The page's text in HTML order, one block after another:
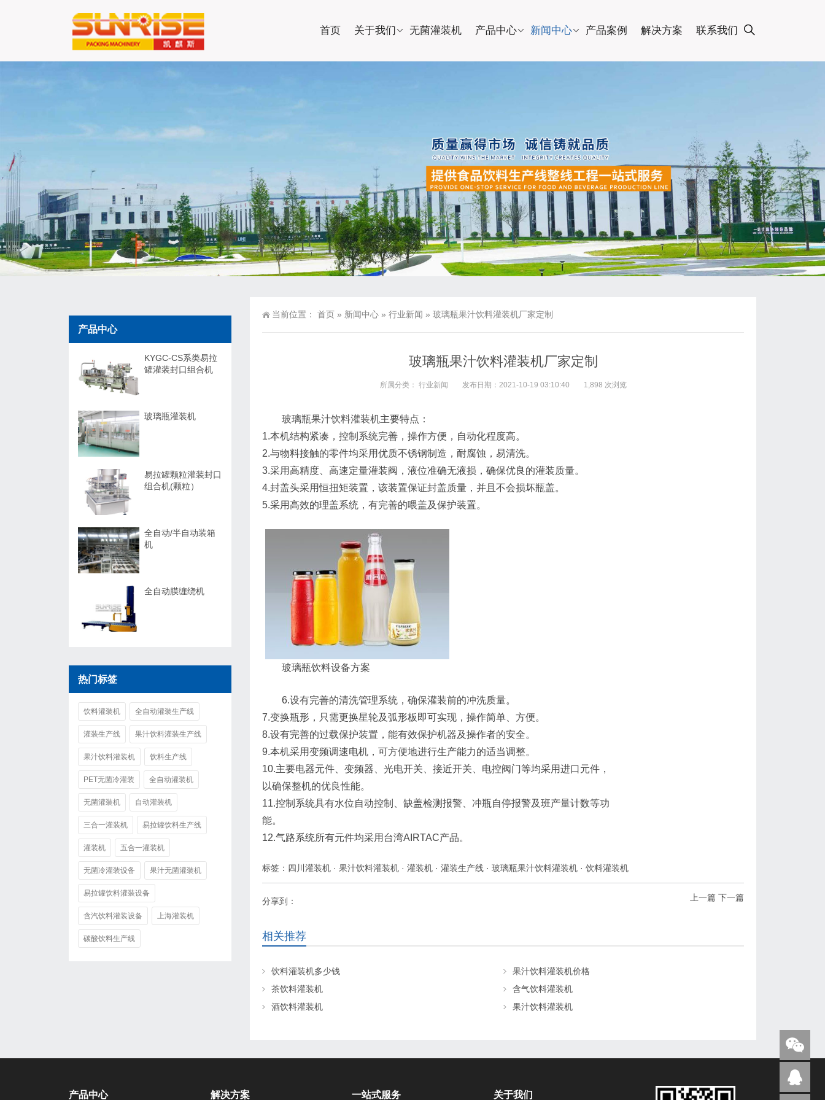
首页 关于我们 无菌灌装机 产品中心 新闻中心 产品案例 解决方案 联系我们
当前位置： 首页 » 新闻中心 » 行业新闻 » 玻璃瓶果汁饮料灌装机厂家定制
玻璃瓶果汁饮料灌装机厂家定制
所属分类： 行业新闻 发布日期：2021-10-19 03:10:40 1,898 次浏览
玻璃瓶果汁饮料灌装机主要特点：
1.本机结构紧凑，控制系统完善，操作方便，自动化程度高。
2.与物料接触的零件均采用优质不锈钢制造，耐腐蚀，易清洗。
3.采用高精度、高速定量灌装阀，液位准确无液损，确保优良的灌装质量。
4.封盖头采用恒扭矩装置，该装置保证封盖质量，并且不会损坏瓶盖。
5.采用高效的理盖系统，有完善的喂盖及保护装置。
玻璃瓶饮料设备方案
6.设有完善的清洗管理系统，确保灌装前的冲洗质量。
7.变换瓶形，只需更换星轮及弧形板即可实现，操作简单、方便。
8.设有完善的过载保护装置，能有效保护机器及操作者的安全。
9.本机采用变频调速电机，可方便地进行生产能力的适当调整。
10.主要电器元件、变频器、光电开关、接近开关、电控阀门等均采用进口元件，
以确保整机的优良性能。
11.控制系统具有水位自动控制、缺盖检测报警、冲瓶自停报警及班产量计数等功
能。
12.气路系统所有元件均采用台湾AIRTAC产品。
标签： 四川灌装机 · 果汁饮料灌装机 · 灌装机 · 灌装生产线 · 玻璃瓶果汁饮料灌装机 · 饮料灌装机
上一篇 下一篇
分享到：
相关推荐
饮料灌装机多少钱
果汁饮料灌装机价格
茶饮料灌装机
含气饮料灌装机
酒饮料灌装机
果汁饮料灌装机
产品中心
KYGC-CS系类易拉
罐灌装封口组合机
玻璃瓶灌装机
易拉罐颗粒灌装封口
组合机(颗粒）
全自动/半自动装箱
机
全自动膜缠绕机
热门标签
饮料灌装机 全自动灌装生产线
灌装生产线 果汁饮料灌装生产线
果汁饮料灌装机 饮料生产线
PET无菌冷灌装 全自动灌装机
无菌灌装机 自动灌装机
三合一灌装机 易拉罐饮料生产线
灌装机 五合一灌装机
无菌冷灌装设备 果汁无菌灌装机
易拉罐饮料灌装设备
含汽饮料灌装设备 上海灌装机
碳酸饮料生产线
产品中心 解决方案 一站式服务 关于我们